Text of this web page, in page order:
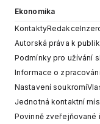
Ekonomika
KontaktyRedakce
Autorská práva k
Podmínky pro užívání
Informace o
Nastavení soukromí
Jednotná kontaktní
Povinně zveřejňované